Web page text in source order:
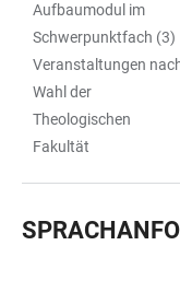
Aufbaumodul im
Schwerpunktfach (3)
Veranstaltungen
Wahl der
Theologischen
Fakultät